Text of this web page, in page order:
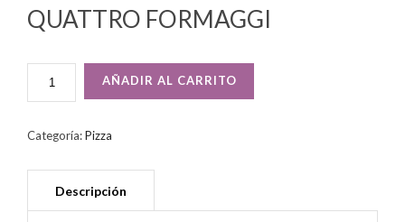
QUATTRO FORMAGGI
AÑADIR AL CARRITO
Categoría:Pizza